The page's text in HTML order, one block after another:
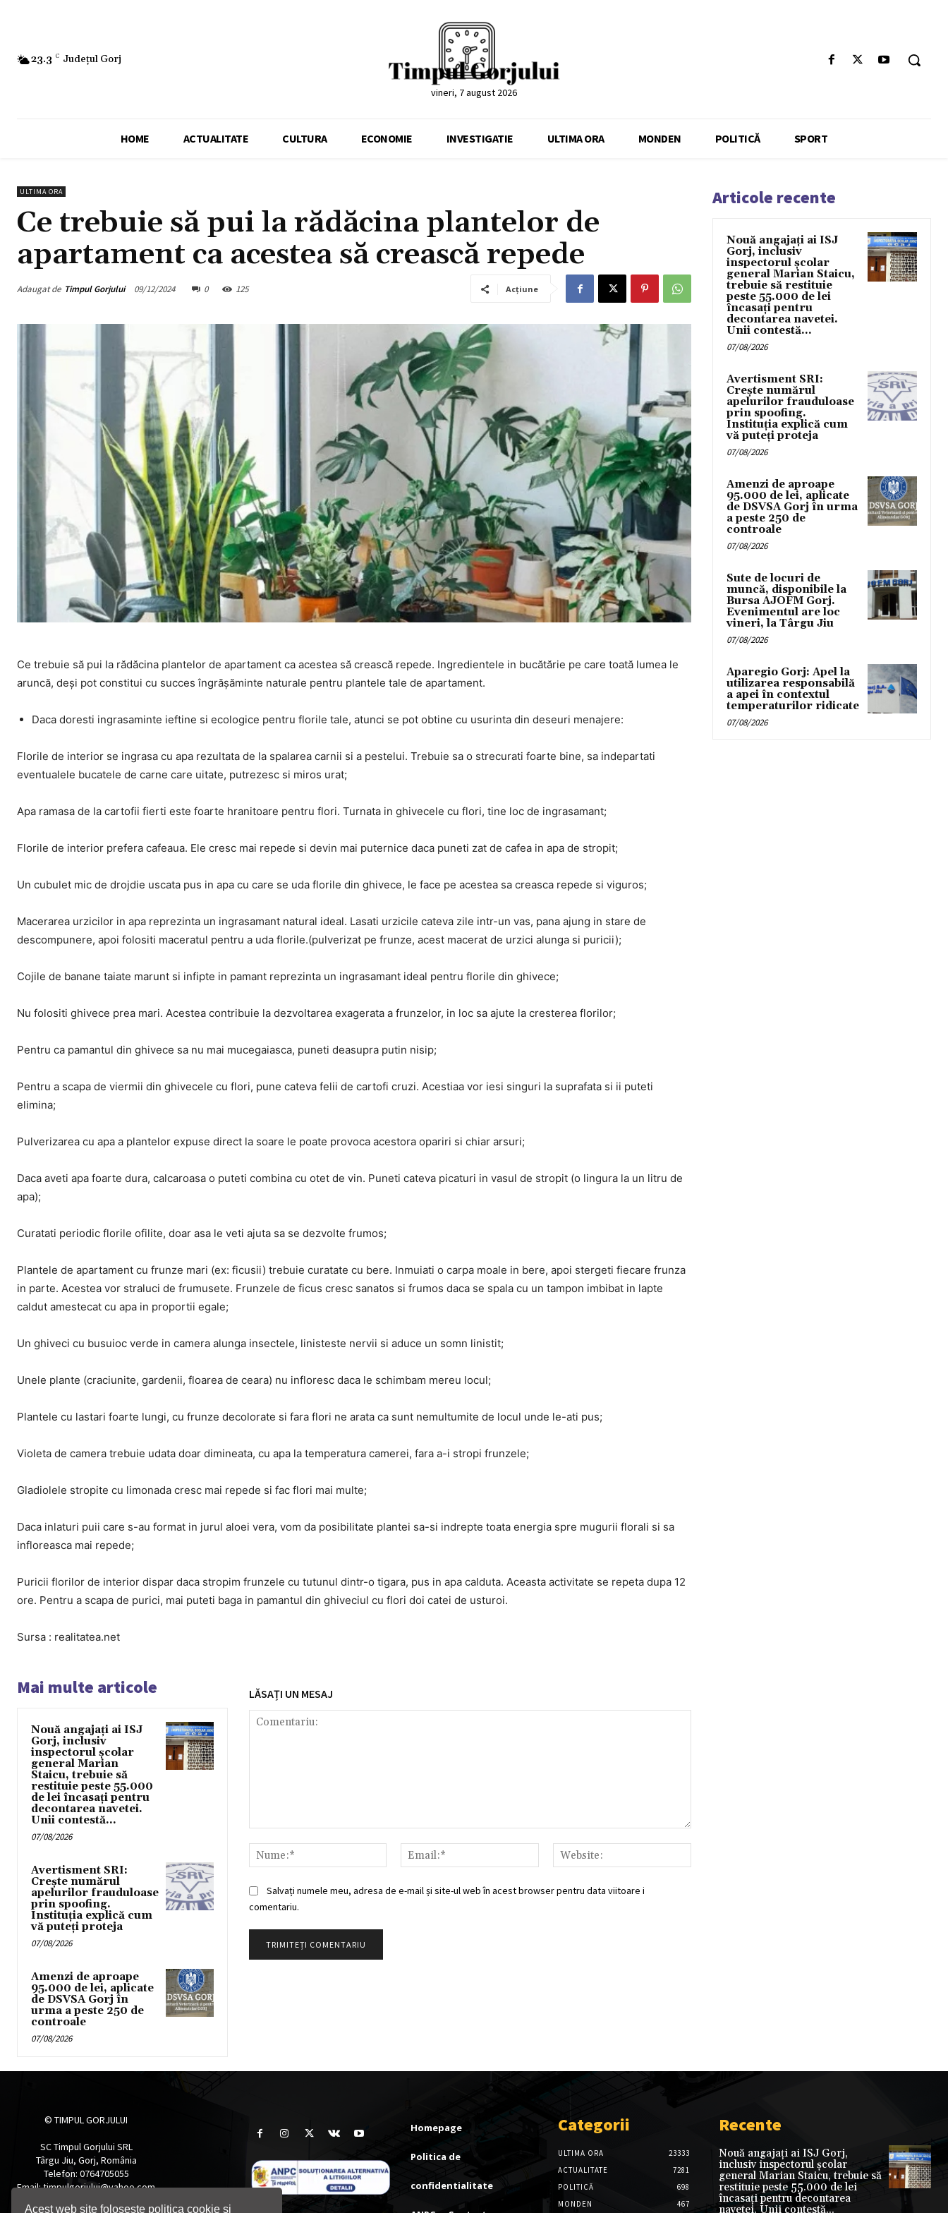
Acest web site folosește politica cookie si
23.3 C Județul Gorj
vineri, 7 august 2026
HOME ACTUALITATE CULTURA ECONOMIE INVESTIGATIE ULTIMA ORA MONDEN POLITICĂ SPORT
ULTIMA ORA
Ce trebuie să pui la rădăcina plantelor de
apartament ca acestea să crească repede
Adaugat de Timpul Gorjului 09/12/2024 0 125 Acțiune
Ce trebuie să pui la rădăcina plantelor de apartament ca acestea să crească repede. Ingredientele in bucătărie pe care toată lumea le
aruncă, deși pot constitui cu succes îngrășăminte naturale pentru plantele tale de apartament.
Daca doresti ingrasaminte ieftine si ecologice pentru florile tale, atunci se pot obtine cu usurinta din deseuri menajere:
Florile de interior se ingrasa cu apa rezultata de la spalarea carnii si a pestelui. Trebuie sa o strecurati foarte bine, sa indepartati
eventualele bucatele de carne care uitate, putrezesc si miros urat;
Apa ramasa de la cartofii fierti este foarte hranitoare pentru flori. Turnata in ghivecele cu flori, tine loc de ingrasamant;
Florile de interior prefera cafeaua. Ele cresc mai repede si devin mai puternice daca puneti zat de cafea in apa de stropit;
Un cubulet mic de drojdie uscata pus in apa cu care se uda florile din ghivece, le face pe acestea sa creasca repede si viguros;
Macerarea urzicilor in apa reprezinta un ingrasamant natural ideal. Lasati urzicile cateva zile intr-un vas, pana ajung in stare de
descompunere, apoi folositi maceratul pentru a uda florile.(pulverizat pe frunze, acest macerat de urzici alunga si puricii);
Cojile de banane taiate marunt si infipte in pamant reprezinta un ingrasamant ideal pentru florile din ghivece;
Nu folositi ghivece prea mari. Acestea contribuie la dezvoltarea exagerata a frunzelor, in loc sa ajute la cresterea florilor;
Pentru ca pamantul din ghivece sa nu mai mucegaiasca, puneti deasupra putin nisip;
Pentru a scapa de viermii din ghivecele cu flori, pune cateva felii de cartofi cruzi. Acestiaa vor iesi singuri la suprafata si ii puteti
elimina;
Pulverizarea cu apa a plantelor expuse direct la soare le poate provoca acestora opariri si chiar arsuri;
Daca aveti apa foarte dura, calcaroasa o puteti combina cu otet de vin. Puneti cateva picaturi in vasul de stropit (o lingura la un litru de
apa);
Curatati periodic florile ofilite, doar asa le veti ajuta sa se dezvolte frumos;
Plantele de apartament cu frunze mari (ex: ficusii) trebuie curatate cu bere. Inmuiati o carpa moale in bere, apoi stergeti fiecare frunza
in parte. Acestea vor straluci de frumusete. Frunzele de ficus cresc sanatos si frumos daca se spala cu un tampon imbibat in lapte
caldut amestecat cu apa in proportii egale;
Un ghiveci cu busuioc verde in camera alunga insectele, linisteste nervii si aduce un somn linistit;
Unele plante (craciunite, gardenii, floarea de ceara) nu infloresc daca le schimbam mereu locul;
Plantele cu lastari foarte lungi, cu frunze decolorate si fara flori ne arata ca sunt nemultumite de locul unde le-ati pus;
Violeta de camera trebuie udata doar dimineata, cu apa la temperatura camerei, fara a-i stropi frunzele;
Gladiolele stropite cu limonada cresc mai repede si fac flori mai multe;
Daca inlaturi puii care s-au format in jurul aloei vera, vom da posibilitate plantei sa-si indrepte toata energia spre mugurii florali si sa
infloreasca mai repede;
Puricii florilor de interior dispar daca stropim frunzele cu tutunul dintr-o tigara, pus in apa calduta. Aceasta activitate se repeta dupa 12
ore. Pentru a scapa de purici, mai puteti baga in pamantul din ghiveciul cu flori doi catei de usturoi.
Sursa : realitatea.net
Mai multe articole
Nouă angajați ai ISJ
Gorj, inclusiv
inspectorul școlar
general Marian
Staicu, trebuie să
restituie peste 55.000
de lei încasați pentru
decontarea navetei.
Unii contestă...
07/08/2026
Avertisment SRI:
Crește numărul
apelurilor frauduloase
prin spoofing.
Instituția explică cum
vă puteți proteja
07/08/2026
Amenzi de aproape
95.000 de lei, aplicate
de DSVSA Gorj în
urma a peste 250 de
controale
07/08/2026
LĂSAȚI UN MESAJ
Nume:*
Email:*
Salvați numele meu, adresa de e-mail și site-ul web în acest browser pentru data viitoare i
comentariu.
Articole recente
Nouă angajați ai ISJ
Gorj, inclusiv
inspectorul școlar
general Marian Staicu,
trebuie să restituie
peste 55.000 de lei
încasați pentru
decontarea navetei.
Unii contestă...
07/08/2026
Avertisment SRI:
Crește numărul
apelurilor frauduloase
prin spoofing.
Instituția explică cum
vă puteți proteja
07/08/2026
Amenzi de aproape
95.000 de lei, aplicate
de DSVSA Gorj în urma
a peste 250 de
controale
07/08/2026
Sute de locuri de
muncă, disponibile la
Bursa AJOFM Gorj.
Evenimentul are loc
vineri, la Târgu Jiu
07/08/2026
Aparegio Gorj: Apel la
utilizarea responsabilă
a apei în contextul
temperaturilor ridicate
07/08/2026
© TIMPUL GORJULUI
SC Timpul Gorjului SRL
Târgu Jiu, Gorj, România
Telefon: 0764705055
Email: timpulgorjului@yahoo.com
Homepage
Politica de
confidentialitate
Categorii
ULTIMA ORA
23333
ACTUALITATE
7281
POLITICĂ
698
MONDEN
467
Recente
Nouă angajați ai ISJ Gorj,
inclusiv inspectorul școlar
general Marian Staicu, trebuie să
restituie peste 55.000 de lei
încasați pentru decontarea
navetei. Unii contestă...